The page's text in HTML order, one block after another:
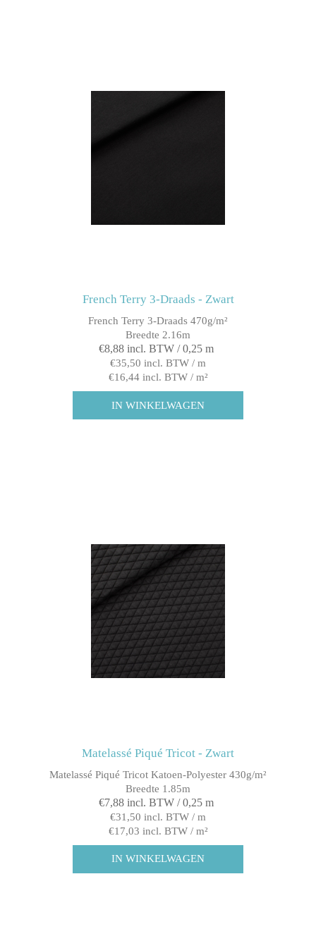
French Terry 3-Draads - Zwart
French Terry 3-Draads 470g/m²
Breedte 2.16m
€8,88 incl. BTW / 0,25 m
€35,50 incl. BTW / m
€16,44 incl. BTW / m²
Matelassé Piqué Tricot - Zwart
Matelassé Piqué Tricot Katoen-Polyester 430g/m²
Breedte 1.85m
€7,88 incl. BTW / 0,25 m
€31,50 incl. BTW / m
€17,03 incl. BTW / m²